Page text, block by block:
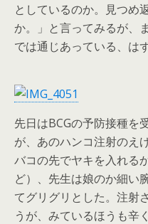
としているのか。見つめ
か。」と言ってみるが、
では通じあっている、はず
先日はBCGの予防接種を
が、あのハンコ注射のえ
バコの先でヤキを入れる
ど）、先生は娘のか細い
てグリグリとした。注射
うが、みているほうも辛